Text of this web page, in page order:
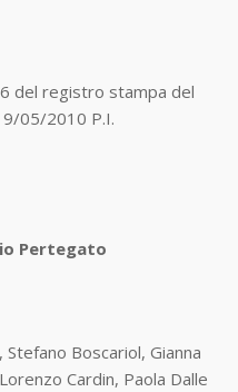
del registro stampa del
05/2010 P.I.
Pertegato
Boscariol, Gianna
Cardin, Paola Dalle